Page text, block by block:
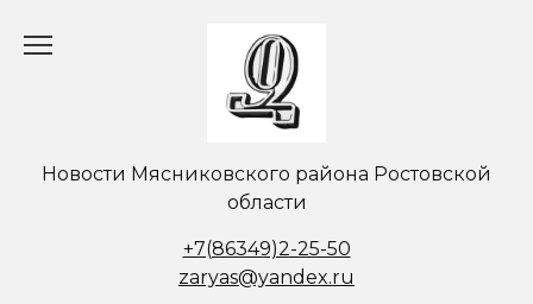
Новости Мясниковского района Ростовской
области
+7(86349)2-25-50
zaryas@yandex.ru